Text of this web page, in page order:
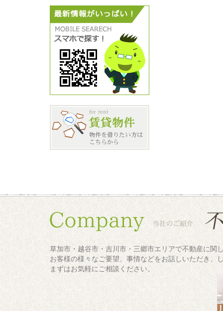
草加市・越谷市・吉川市・三郷市エリアで不動産に関
お客様の様々なご要望、事情などをお話しいただき、
まずはお気軽にご相談ください。